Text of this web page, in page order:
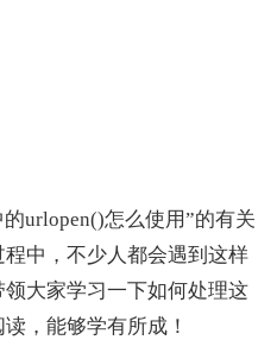
urlopen()怎么使用”的有关
中，不少人都会遇到这样
大家学习一下如何处理这
，能够学有所成！